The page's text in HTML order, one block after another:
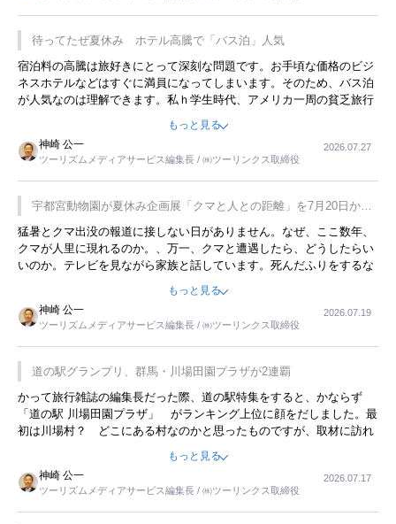
待ってたぜ夏休み ホテル高騰で「バス泊」人気
宿泊料の高騰は旅好きにとって深刻な問題です。お手頃な価格のビジ
ネスホテルなどはすぐに満員になってしまいます。そのため、バス泊
が人気なのは理解できます。私ｈ学生時代、アメリカ一周の貧乏旅行
をした時は、移動はグレイハウンドバスでした。夕方から夜の便を利
用してホテル代を浮かせていました。ただし、若いからできたことで
す。若い人が夜行バスで京都に行った、青森に行ったと聞くと、疲れ
が残らないのかなと思ってしまいます。
もっと見る
神崎 公一
ツーリズムメディアサービス編集長 / ㈱ツーリンクス取締役
2026.07.27
宇都宮動物園が夏休み企画展「クマと人との距離」を7月20日から
開催
猛暑とクマ出没の報道に接しない日がありません。なぜ、ここ数年、
クマが人里に現れるのか。、万一、クマと遭遇したら、どうしたらい
いのか。テレビを見ながら家族と話しています。死んだふりをするな
んてことは、冗談でもいえません。そんな中で、この企画展はタイム
もっと見る
神崎 公一
ツーリズムメディアサービス編集長 / ㈱ツーリンクス取締役
2026.07.19
道の駅グランプリ、群馬・川場田園プラザが2連覇
かって旅行雑誌の編集長だった際、道の駅特集をすると、かならず
「道の駅 川場田園プラザ」 がランキング上位に顔をだしました。最
初は川場村？ どこにある村なのかと思ったものですが、取材に訪れ
永井 彰一社長にインタビューしたら、興味深い話が次々が飛び出しま
した。プレゼンも巧みで、今でも思い出すことが２つあります。一つ
は、従業員に東京ディズニーランドを見学させ、サービス業、接客業
の何かを理解してもらっていることです。 もう一つは1800円もする
プレミアムヨーグルトを販売するにあたり、社内に懸念もあったそう
もっと見る
神崎 公一
ツーリズムメディアサービス編集長 / ㈱ツーリンクス取締役
2026.07.17